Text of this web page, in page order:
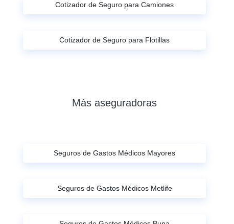
Cotizador de Seguro para Camiones
Cotizador de Seguro para Flotillas
Más aseguradoras
Seguros de Gastos Médicos Mayores
Seguros de Gastos Médicos Metlife